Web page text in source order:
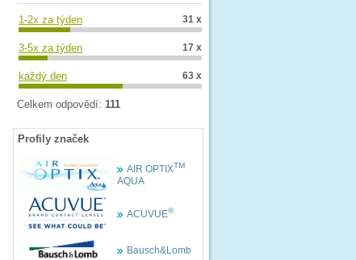
1-2x za týden 31 x
3-5x za týden 17 x
každý den 63 x
Celkem odpovědí: 111
Profily značek
AIR OPTIXTM
AQUA
ACUVUE®
Bausch&Lomb